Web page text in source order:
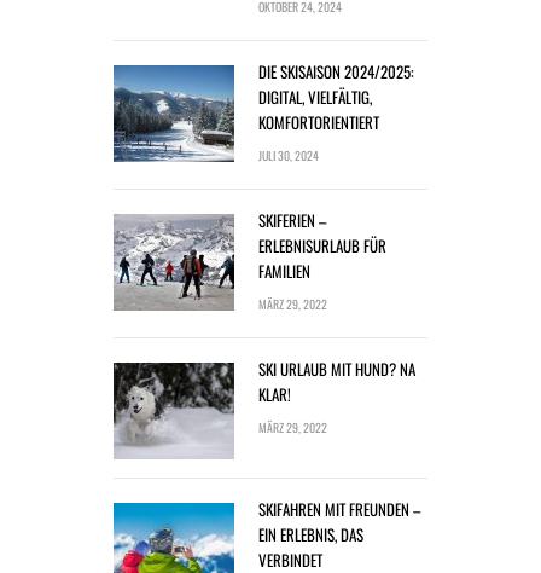
OKTOBER 24, 2024
DIE SKISAISON 2024/2025:
DIGITAL, VIELFÄLTIG,
KOMFORTORIENTIERT
JULI 30, 2024
SKIFERIEN –
ERLEBNISURLAUB FÜR
FAMILIEN
MÄRZ 29, 2022
SKI URLAUB MIT HUND? NA
KLAR!
MÄRZ 29, 2022
SKIFAHREN MIT FREUNDEN –
EIN ERLEBNIS, DAS
VERBINDET